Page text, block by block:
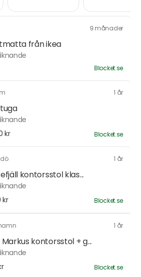
9 månader
från ikea
Blocket.se
1 år
kr
Blocket.se
1 år
kontorsstol klas...
kr
Blocket.se
1 år
Markus kontorsstol + g...
Blocket.se